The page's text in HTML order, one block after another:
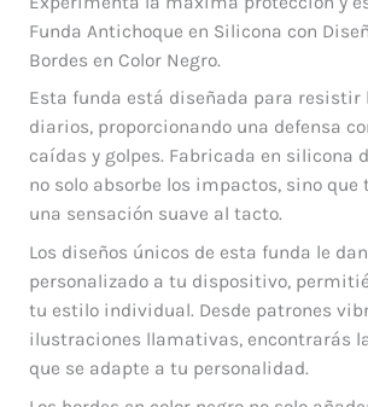
Funda Antichoque en Silicona con
Bordes en Color Negro.
Esta funda está diseñada para resistir
diarios, proporcionando una defensa
caídas y golpes. Fabricada en silicona
no solo absorbe los impactos, sino que
una sensación suave al tacto.
Los diseños únicos de esta funda le
personalizado a tu dispositivo,
tu estilo individual. Desde patrones
ilustraciones llamativas, encontrarás
que se adapte a tu personalidad.